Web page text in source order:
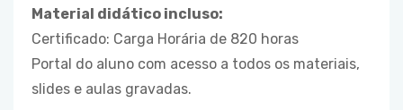
Material didático incluso:
Certificado: Carga Horária de 820 horas
Portal do aluno com acesso a todos os materiais,
slides e aulas gravadas.